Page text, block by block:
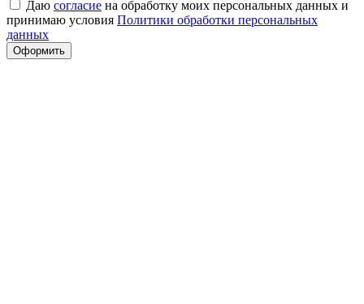
Даю согласие на обработку моих персональных данных и
принимаю условия Политики обработки персональных
данных
Оформить